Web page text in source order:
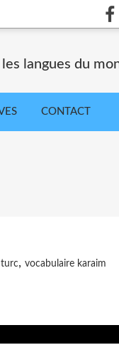
langues du
CONTACT
turc, vocabulaire karaim